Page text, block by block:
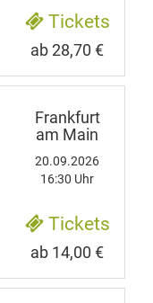
Tickets
ab 28,70 €
Frankfurt
am Main
20.09.2026
16:30 Uhr
Tickets
ab 14,00 €